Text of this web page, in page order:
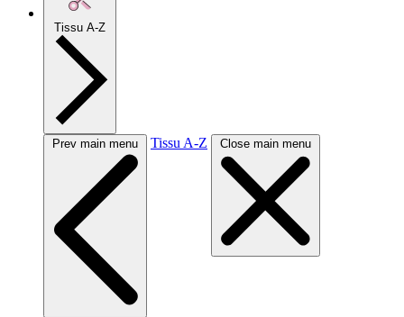
Tissu A-Z
Prev main menu Tissu A-Z Close main menu